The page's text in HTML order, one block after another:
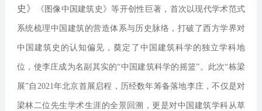
史》
《图像中国建筑史》等开创性巨著，首次以现代学术范式
系统梳理中国建筑的营造体系与历史脉络，打破了西方学界对
中国建筑史的认知偏见，奠定了中国建筑科学的独立学科地
位，使李庄成为名副其实的“中国建筑科学的摇篮”。此次“栋梁
展”自2021年北京首展启程，历经数年筹备落地李庄，不仅是对
梁林二位先生学术生涯的全景回溯，更是对中国建筑学科从草